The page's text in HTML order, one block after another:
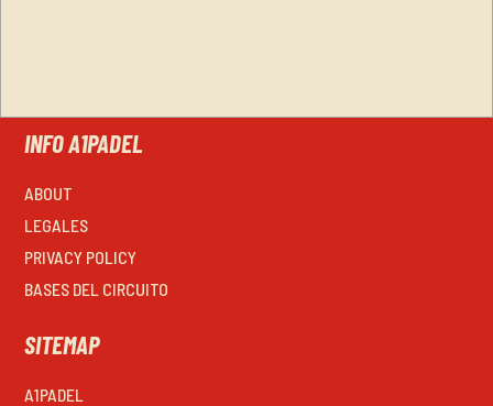
INFO A1PADEL
ABOUT
LEGALES
PRIVACY POLICY
BASES DEL CIRCUITO
SITEMAP
A1PADEL